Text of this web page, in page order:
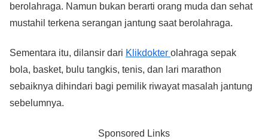
berolahraga. Namun bukan berarti orang muda dan sehat
mustahil terkena serangan jantung saat berolahraga.
Sementara itu, dilansir dari Klikdokter olahraga sepak
bola, basket, bulu tangkis, tenis, dan lari marathon
sebaiknya dihindari bagi pemilik riwayat masalah jantung
sebelumnya.
Sponsored Links